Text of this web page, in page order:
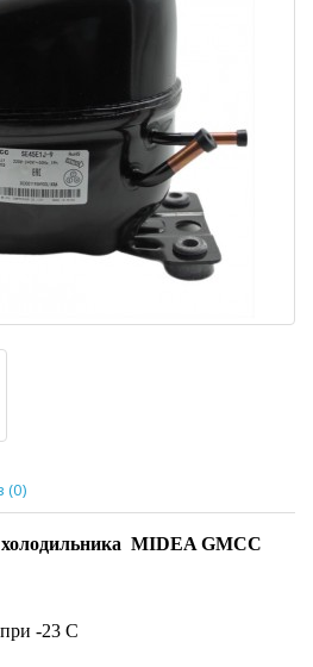
(0)
MIDEA GMCC
-23 С